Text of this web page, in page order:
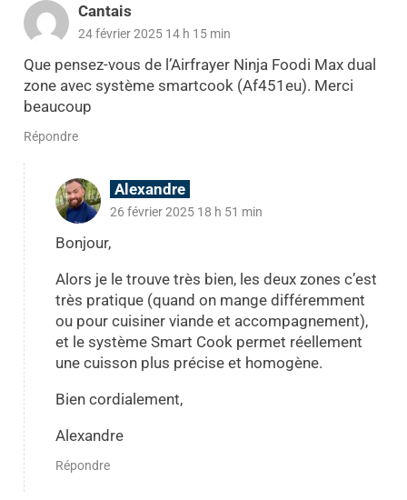
Cantais
24 février 2025 14 h 15 min
Que pensez-vous de l’Airfrayer Ninja Foodi Max dual
zone avec système smartcook (Af451eu). Merci
beaucoup
Répondre
Alexandre
26 février 2025 18 h 51 min
Bonjour,
Alors je le trouve très bien, les deux zones c’est
très pratique (quand on mange différemment
ou pour cuisiner viande et accompagnement),
et le système Smart Cook permet réellement
une cuisson plus précise et homogène.
Bien cordialement,
Alexandre
Répondre